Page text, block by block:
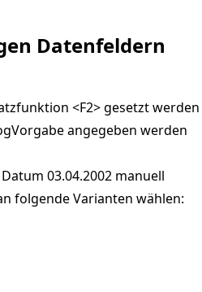
Datenfeldern
<F2> gesetzt werden
angegeben werden
03.04.2002 manuell
folgende Varianten wählen: